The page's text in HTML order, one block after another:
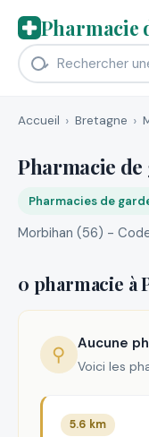
Pharmacie
Accueil Bretagne
Pharmacie
Pharmacies de
Morbihan (56) -
0 pharmacie à
⚲ Aucune
Voici les
5.6 km